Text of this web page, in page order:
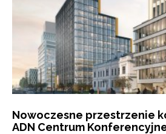
Nowoczesne przestrzenie
ADN Centrum